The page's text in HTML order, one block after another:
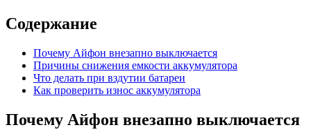
Содержание
Почему Айфон внезапно выключается
Причины снижения емкости аккумулятора
Что делать при вздутии батареи
Как проверить износ аккумулятора
Почему Айфон внезапно выключается